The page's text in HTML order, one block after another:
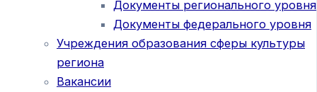
Документы регионального уровня
Документы федерального уровня
Учреждения образования сферы культуры
региона
Вакансии